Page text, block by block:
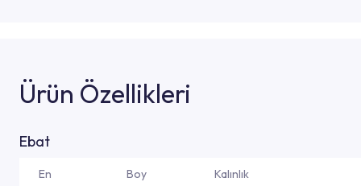
Ürün Özellikleri
Ebat
En Boy Kalınlık